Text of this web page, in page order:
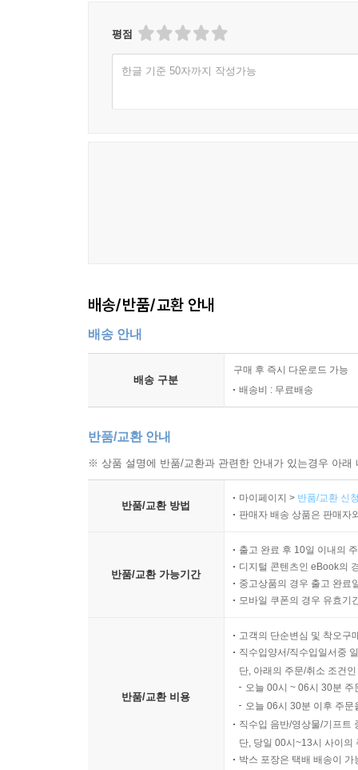
평점
한글 기준 50자까지 작성가능
배송/반품/교환 안내
배송 안내
배송 구분
구매 후 즉시 다운로드 가능
배송비 : 무료배송
반품/교환 안내
※ 상품 설명에 반품/교환과 관련한 안내가 있는경우 아
반품/교환 방법
마이페이지 > 반품/교환 신
판매자 배송 상품은 판매자
반품/교환 가능기간
출고 완료 후 10일 이내의
디지털 콘텐츠인 eBook의
중고상품의 경우 출고 완료
모바일 쿠폰의 경우 유효기
반품/교환 비용
고객의 단순변심 및 착오구
직수입양서/직수입일서중
단, 아래의 주문/취소 조건
오늘 00시 ~ 06시 30분
오늘 06시 30분 이후 주
직수입 음반/영상물/기프트
단, 당일 00시~13시 사이의
박스 포장은 택배 배송이